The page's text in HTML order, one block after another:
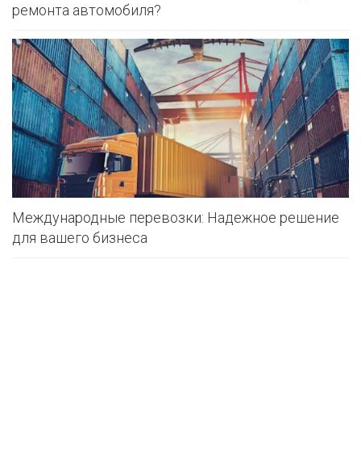
ремонта автомобиля?
Международные перевозки: Надежное решение
для вашего бизнеса